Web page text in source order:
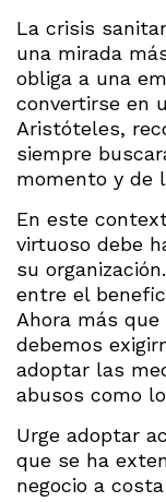
La crisis
una mirada
obliga a una
convertirse en
Aristóteles,
siempre
momento y de
En este
virtuoso debe
su
entre el
Ahora más
debemos
adoptar las
abusos como
Urge adoptar
que se ha
negocio a